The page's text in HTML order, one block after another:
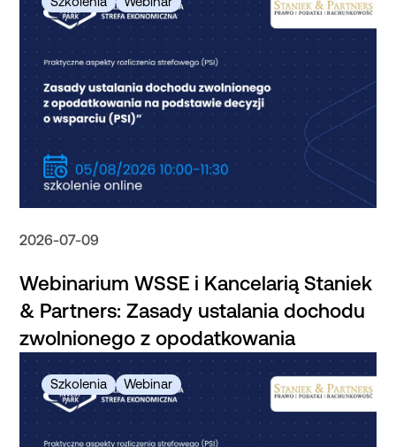
2026-07-09
Webinarium WSSE i Kancelarią Staniek
& Partners: Zasady ustalania dochodu
zwolnionego z opodatkowania